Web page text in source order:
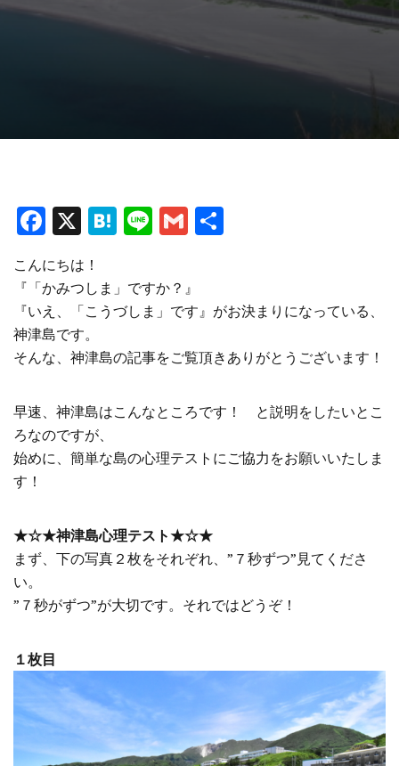
F
a
ce
b
o
o
X H
e
n
Li
e
G
ai
l
こんにちは！
『「かみつしま」ですか？』
『いえ、「こうづしま」です』がお決まりになっている、
神津島です。
そんな、神津島の記事をご覧頂きありがとうございます！
早速、神津島はこんなところです！ と説明をしたいとこ
ろなのですが、
始めに、簡単な島の心理テストにご協力をお願いいたしま
す！
★☆★神津島心理テスト★☆★
まず、下の写真２枚をそれぞれ、”７秒ずつ”見てくださ
い。
”７秒がずつ”が大切です。それではどうぞ！
１枚目